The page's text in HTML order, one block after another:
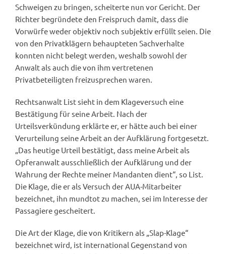
Schweigen zu bringen, scheiterte nun vor Gericht. Der
Richter begründete den Freispruch damit, dass die
Vorwürfe weder objektiv noch subjektiv erfüllt seien. Die
von den Privatklägern behaupteten Sachverhalte
konnten nicht belegt werden, weshalb sowohl der
Anwalt als auch die von ihm vertretenen
Privatbeteiligten freizusprechen waren.
Rechtsanwalt List sieht in dem Klageversuch eine
Bestätigung für seine Arbeit. Nach der
Urteilsverkündung erklärte er, er hätte auch bei einer
Verurteilung seine Arbeit an der Aufklärung fortgesetzt.
„Das heutige Urteil bestätigt, dass meine Arbeit als
Opferanwalt ausschließlich der Aufklärung und der
Wahrung der Rechte meiner Mandanten dient“, so List.
Die Klage, die er als Versuch der AUA-Mitarbeiter
bezeichnet, ihn mundtot zu machen, sei im Interesse der
Passagiere gescheitert.
Die Art der Klage, die von Kritikern als „Slap-Klage“
bezeichnet wird, ist international Gegenstand von